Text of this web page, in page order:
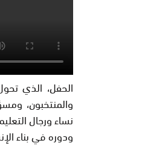
الحفل، الذي
والمنتخبون،
نساء ورجال
ودوره في بناء